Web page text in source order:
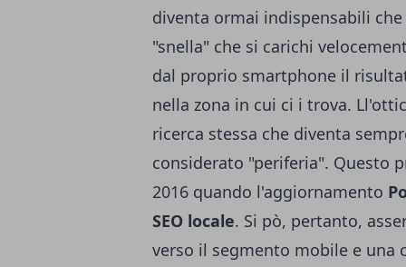
diventa ormai indispensabili
"snella" che si carichi
dal proprio smartphone il
nella zona in cui ci i trova.
ricerca stessa che diventa
considerato "periferia". Questo
2016 quando l'aggiornamento
SEO locale. Si pò, pertanto,
verso il segmento mobile e una